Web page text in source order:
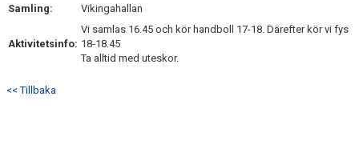
DOKUMENT
KONTAKT
Samling:
Vikingahallan
Aktivitetsinfo:
Vi samlas 16.45 och kör handboll 17-18. Därefter kör vi fys
18-18.45
Ta alltid med uteskor.
<< Tillbaka